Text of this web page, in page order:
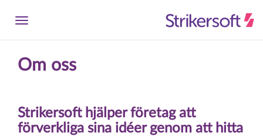
Om oss
Strikersoft hjälper företag att
förverkliga sina idéer genom att hitta